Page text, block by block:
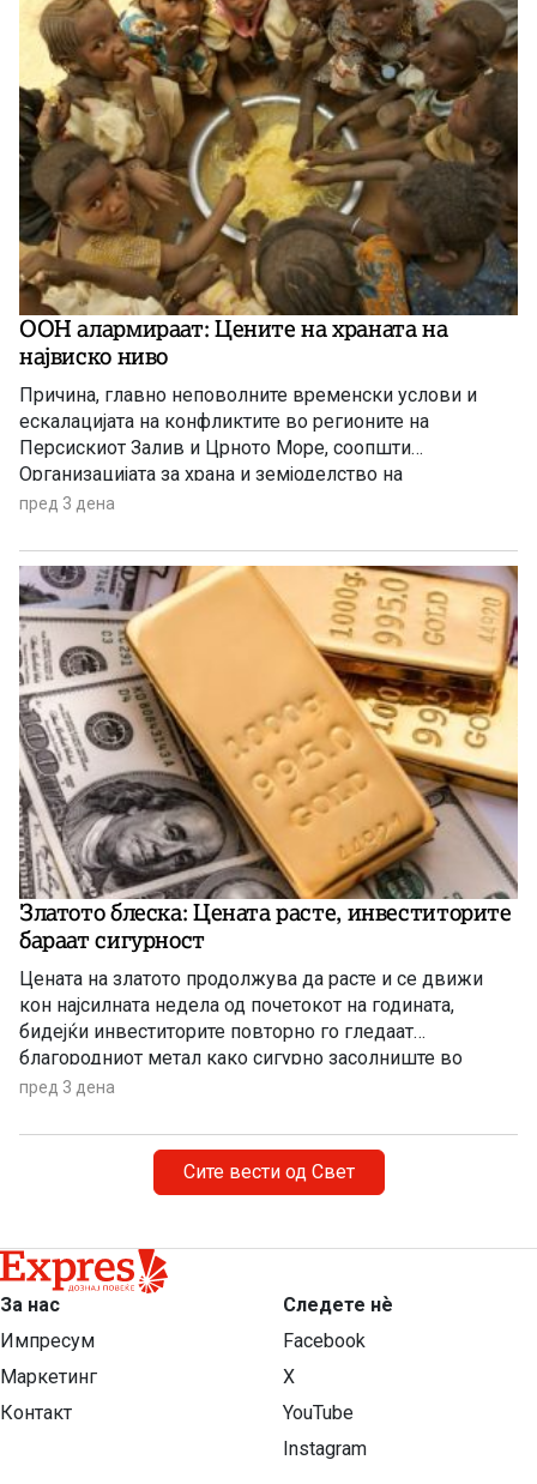
ООН алармираат: Цените на храната на
највиско ниво
Причина, главно неповолните временски услови и
ескалацијата на конфликтите во регионите на
Персискиот Залив и Црното Море, соопшти
Организацијата за храна и земјоделство на
Обединетите нации (ФАО).
пред 3 дена
Златото блеска: Цената расте, инвеститорите
бараат сигурност
Цената на златото продолжува да расте и се движи
кон најсилната недела од почетокот на годината,
бидејќи инвеститорите повторно го гледаат
благородниот метал како сигурно засолниште во
услови на глобална економска неизвесност.
пред 3 дена
Сите вести од Свет
За нас
Импресум
Маркетинг
Контакт
Следете нѐ
Facebook
X
YouTube
Instagram